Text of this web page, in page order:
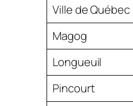
Ville de Québec
Magog
Longueuil
Pincourt